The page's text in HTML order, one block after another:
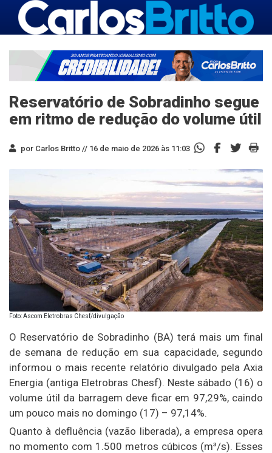
Reservatório de Sobradinho segue
em ritmo de redução do volume útil
por Carlos Britto // 16 de maio de 2026 às 11:03
Foto: Ascom Eletrobras Chesf/divulgação
O Reservatório de Sobradinho (BA) terá mais um final
de semana de redução em sua capacidade, segundo
informou o mais recente relatório divulgado pela Axia
Energia (antiga Eletrobras Chesf). Neste sábado (16) o
volume útil da barragem deve ficar em 97,29%, caindo
um pouco mais no domingo (17) – 97,14%.
Quanto à defluência (vazão liberada), a empresa opera
no momento com 1.500 metros cúbicos (m³/s). Esses